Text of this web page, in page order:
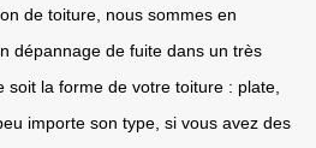
de toiture, nous sommes en
dépannage de fuite dans un très
soit la forme de votre toiture : plate,
importe son type, si vous avez des